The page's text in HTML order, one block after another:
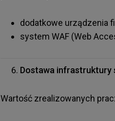
dodatkowe urządzenia
system WAF (Web
Dostawa infrastruktury
Wartość zrealizowanych prac: